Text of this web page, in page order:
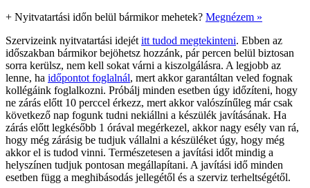
+ Nyitvatartási időn belül bármikor mehetek? Megnézem »
Szervizeink nyitvatartási idejét itt tudod megtekinteni. Ebben az
időszakban bármikor bejöhetsz hozzánk, pár percen belül biztosan
sorra kerülsz, nem kell sokat várni a kiszolgálásra. A legjobb az
lenne, ha időpontot foglalnál, mert akkor garantáltan veled fognak
kollégáink foglalkozni. Próbálj minden esetben úgy időzíteni, hogy
ne zárás előtt 10 perccel érkezz, mert akkor valószínűleg már csak
következő nap fogunk tudni nekiállni a készülék javításának. Ha
zárás előtt legkésőbb 1 órával megérkezel, akkor nagy esély van rá,
hogy még zárásig be tudjuk vállalni a készüléket úgy, hogy még
akkor el is tudod vinni. Természetesen a javítási időt mindig a
helyszínen tudjuk pontosan megállapítani. A javítási idő minden
esetben függ a meghibásodás jellegétől és a szerviz terheltségétől.